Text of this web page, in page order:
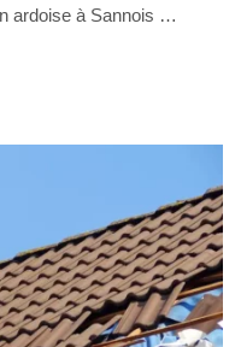
ardoise à Sannois …